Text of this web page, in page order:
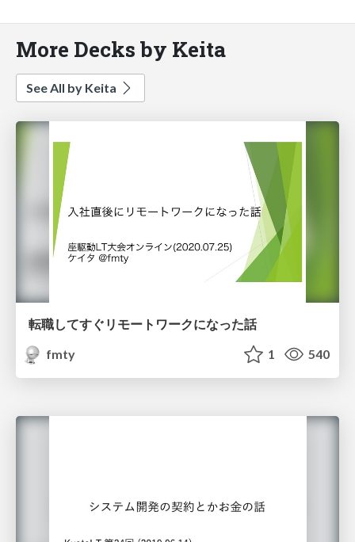
More Decks by Keita
See All by Keita
転職してすぐリモートワークになった話
fmty
1 540